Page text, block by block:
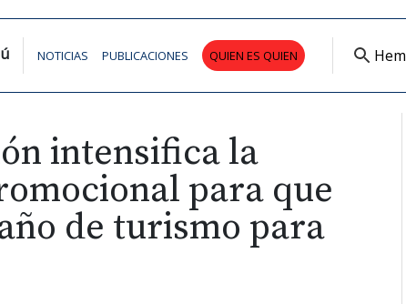
NOTICIAS PUBLICACIONES QUIEN ES QUIEN
intensifica la
para que
de turismo para